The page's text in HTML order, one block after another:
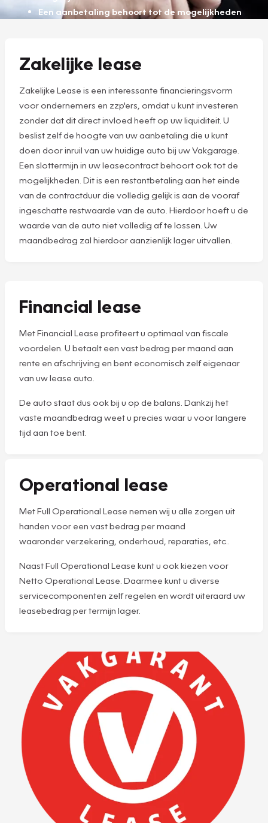
Een aanbetaling behoort tot de mogelijkheden
Zakelijke lease
Zakelijke Lease is een interessante financieringsvorm
voor ondernemers en zzp'ers, omdat u kunt investeren
zonder dat dit direct invloed heeft op uw liquiditeit. U
beslist zelf de hoogte van uw aanbetaling die u kunt
doen door inruil van uw huidige auto bij uw Vakgarage.
Een slottermijn in uw leasecontract behoort ook tot de
mogelijkheden. Dit is een restantbetaling aan het einde
van de contractduur die volledig gelijk is aan de vooraf
ingeschatte restwaarde van de auto. Hierdoor hoeft u de
waarde van de auto niet volledig af te lossen. Uw
maandbedrag zal hierdoor aanzienlijk lager uitvallen.
Financial lease
Met Financial Lease profiteert u optimaal van fiscale
voordelen. U betaalt een vast bedrag per maand aan
rente en afschrijving en bent economisch zelf eigenaar
van uw lease auto.
De auto staat dus ook bij u op de balans. Dankzij het
vaste maandbedrag weet u precies waar u voor langere
tijd aan toe bent.
Operational lease
Met Full Operational Lease nemen wij u alle zorgen uit
handen voor een vast bedrag per maand
waaronder verzekering, onderhoud, reparaties, etc..
Naast Full Operational Lease kunt u ook kiezen voor
Netto Operational Lease. Daarmee kunt u diverse
servicecomponenten zelf regelen en wordt uiteraard uw
leasebedrag per termijn lager.